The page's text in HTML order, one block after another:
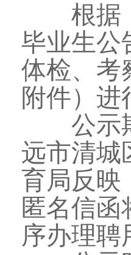
根据《
毕业生公
体检、考
附件）进
公示期
远市清城
育局反映
匿名信
序办理聘